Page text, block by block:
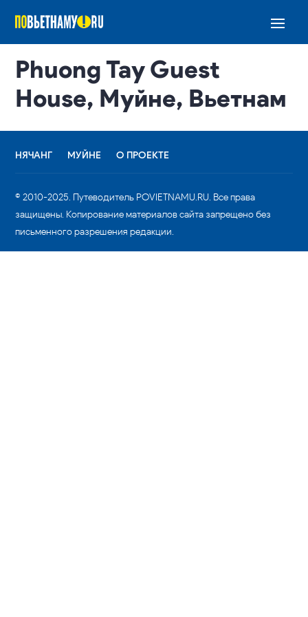
Phuong Tay Guest
House, Муйне, Вьетнам
НЯЧАНГ МУЙНЕ О ПРОЕКТЕ
© 2010-2025. Путеводитель POVIETNAMU.RU. Все права
защищены. Копирование материалов сайта запрещено без
письменного разрешения редакции.